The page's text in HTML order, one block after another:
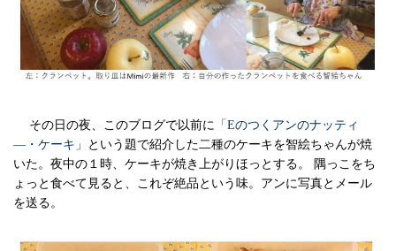
その日の夜、このブログで以前に 「Eのつくアンのナッティ
―・ケーキ」
という題で紹介した二種のケーキを智絵ちゃんが焼
いた。夜中の１時、ケーキが焼き上がりほっとする。 隅っこをち
ょっと食べて見ると、これぞ絶品という味。アンに写真とメール
を送る。